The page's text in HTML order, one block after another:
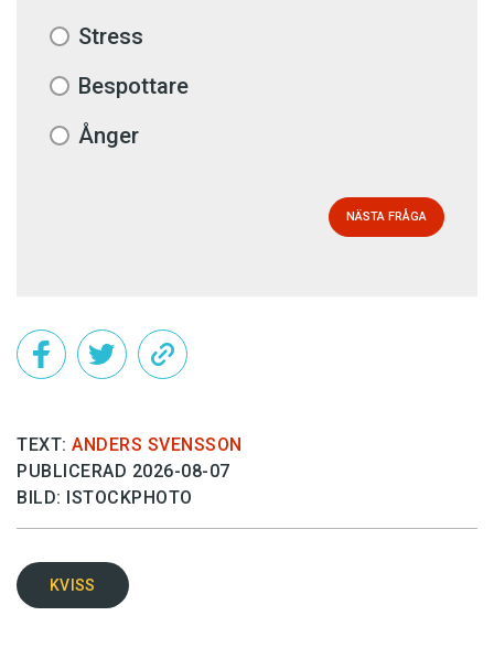
Stress
Bespottare
Ånger
NÄSTA FRÅGA
TEXT: ANDERS SVENSSON
PUBLICERAD 2026-08-07
BILD: ISTOCKPHOTO
KVISS